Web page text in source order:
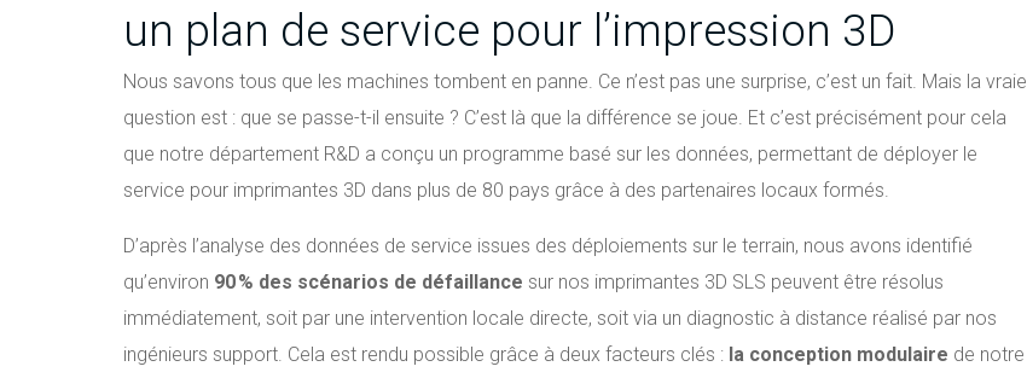
un plan de service pour l’impression 3D
Nous savons tous que les machines tombent en panne. Ce n’est pas une surprise, c’est un fait. Mais la vraie
question est : que se passe-t-il ensuite ? C’est là que la différence se joue. Et c’est précisément pour cela
que notre département R&D a conçu un programme basé sur les données, permettant de déployer le
service pour imprimantes 3D dans plus de 80 pays grâce à des partenaires locaux formés.
D’après l’analyse des données de service issues des déploiements sur le terrain, nous avons identifié
qu’environ 90 % des scénarios de défaillance sur nos imprimantes 3D SLS peuvent être résolus
immédiatement, soit par une intervention locale directe, soit via un diagnostic à distance réalisé par nos
ingénieurs support. Cela est rendu possible grâce à deux facteurs clés : la conception modulaire de notre